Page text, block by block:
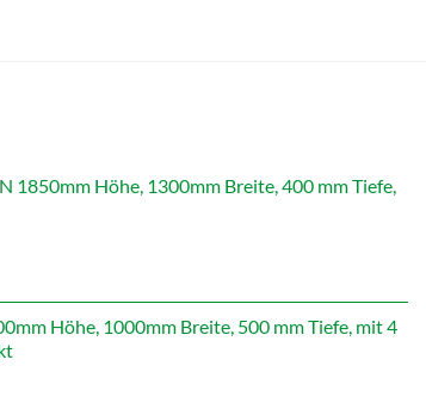
1850mm Höhe, 1300mm Breite, 400 mm Tiefe,
Höhe, 1000mm Breite, 500 mm Tiefe, mit 4